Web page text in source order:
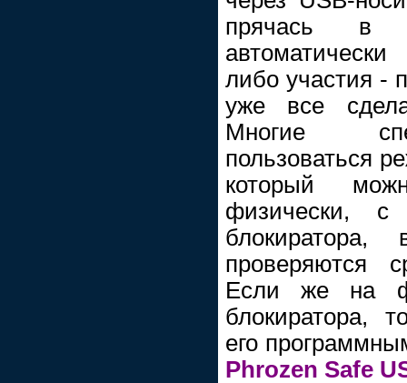
прячась в
либо участия -
уже все
Многие
пользоваться
который
физически, с
проверяются
Если же на
блокиратора,
его
Phrozen Safe